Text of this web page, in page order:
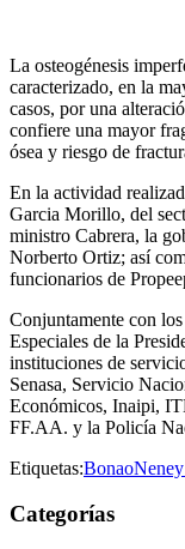
La osteogénesis
caracterizado, en la
casos, por una
confiere una mayor
ósea y riesgo de
En la actividad
Garcia Morillo, del
ministro Cabrera, la
Norberto Ortiz; así
funcionarios de
Conjuntamente con
Especiales de la
instituciones de
Senasa, Servicio
Económicos, Inaipi,
FF.AA. y la Policía
Etiquetas:Bonao
Categorías